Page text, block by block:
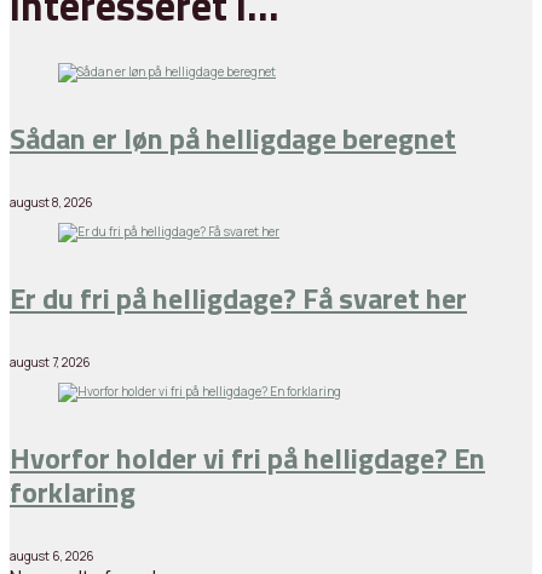
Sådan er løn på helligdage beregnet
august 8, 2026
Er du fri på helligdage? Få svaret her
august 7, 2026
Hvorfor holder vi fri på helligdage? En
forklaring
august 6, 2026